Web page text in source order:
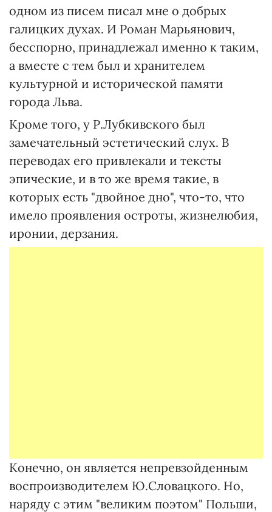
одном из писем писал мне о добрых
галицких духах. И Роман Марьянович,
бесспорно, принадлежал именно к таким,
а вместе с тем был и хранителем
культурной и исторической памяти
города Льва.
Кроме того, у Р.Лубкивского был
замечательный эстетический слух. В
переводах его привлекали и тексты
эпические, и в то же время такие, в
которых есть "двойное дно", что-то, что
имело проявления остроты, жизнелюбия,
иронии, дерзания.
Конечно, он является непревзойденным
воспроизводителем Ю.Словацкого. Но,
наряду с этим "великим поэтом" Польши,